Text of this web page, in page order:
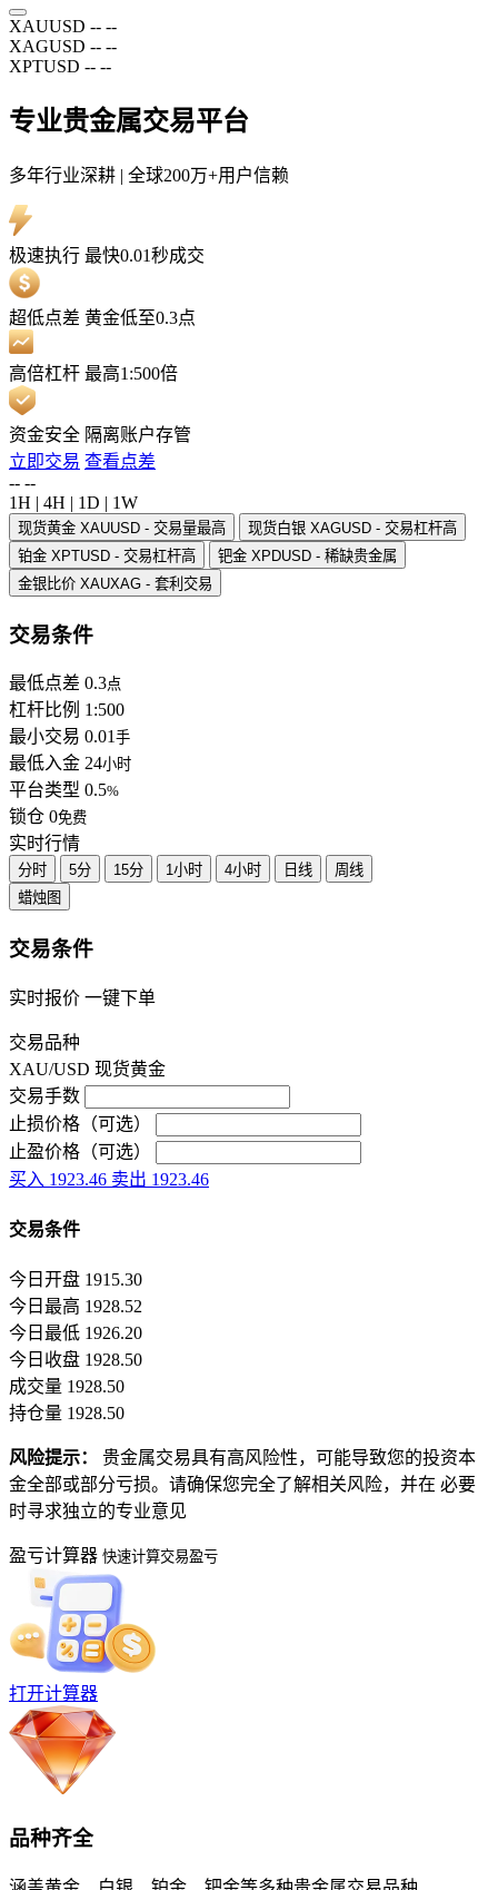
XAUUSD -- --
XAGUSD -- --
XPTUSD -- --
专业贵金属交易平台
多年行业深耕 | 全球200万+用户信赖
极速执行 最快0.01秒成交
超低点差 黄金低至0.3点
高倍杠杆 最高1:500倍
资金安全 隔离账户存管
立即交易 查看点差
-- --
1H | 4H | 1D | 1W
现货黄金 XAUUSD - 交易量最高 现货白银 XAGUSD - 交易杠杆高
铂金 XPTUSD - 交易杠杆高 钯金 XPDUSD - 稀缺贵金属
金银比价 XAUXAG - 套利交易
交易条件
最低点差 0.3点
杠杆比例 1:500
最小交易 0.01 手
最低入金 24小时
平台类型 0.5%
锁仓 0免费
实时行情
分时 5分 15分 1小时 4小时 日线
周线
蜡烛图
交易条件
实时报价 一键下单
交易品种
XAU/USD 现货黄金
交易手数
止损价格（可选）
止盈价格（可选）
买入 1923.46 卖出 1923.46
交易条件
今日开盘 1915.30
今日最高 1928.52
今日最低 1926.20
今日收盘 1928.50
成交量 1928.50
持仓量 1928.50
风险提示：
贵金属交易具有高风险性，可能导致您的投资本
金全部或部分亏损。请确保您完全了解相关风险，并在 必要
时寻求独立的专业意见
盈亏计算器 快速计算交易盈亏
打开计算器
品种齐全